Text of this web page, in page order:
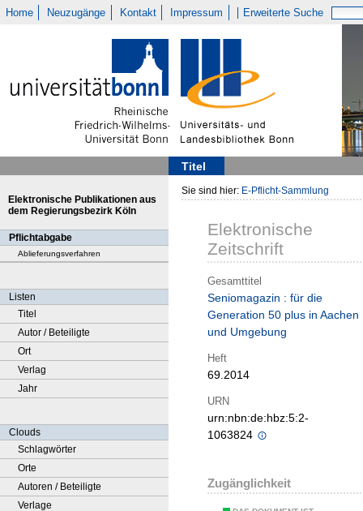
Home Neuzugänge Kontakt Impressum Erweiterte Suche
Titel
Elektronische Publikationen aus
dem Regierungsbezirk Köln
Pflichtabgabe
Ablieferungsverfahren
Listen
Titel
Autor / Beteiligte
Ort
Verlag
Jahr
Clouds
Schlagwörter
Orte
Autoren / Beteiligte
Verlage
Sie sind hier: E-Pflicht-Sammlung
Elektronische
Zeitschrift
Gesamttitel
Seniomagazin : für die
Generation 50 plus in Aachen
und Umgebung
Heft
69.2014
URN
urn:nbn:de:hbz:5:2-
1063824
Zugänglichkeit